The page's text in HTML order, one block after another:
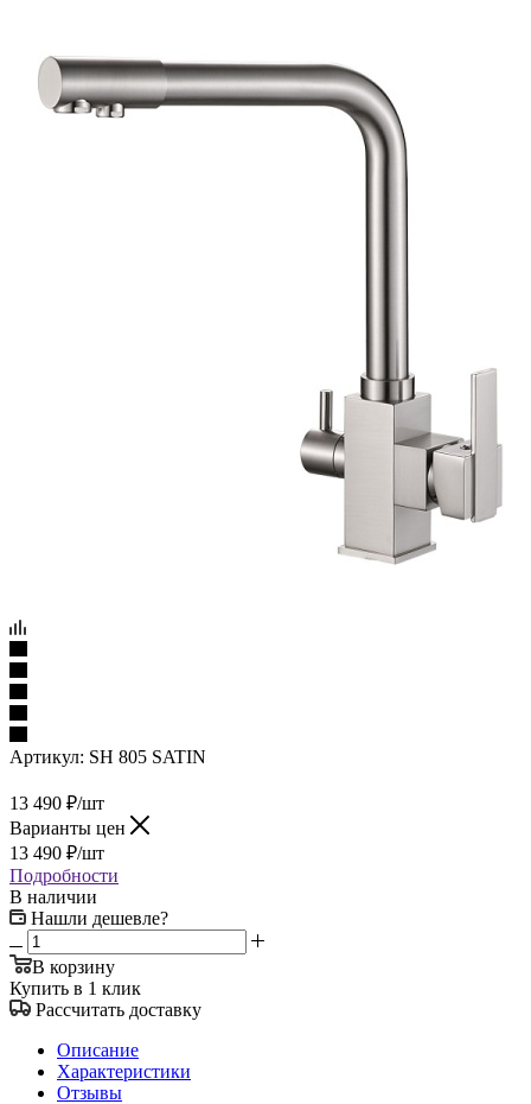
Артикул: SH 805 SATIN
13 490 ₽/шт
Варианты цен
13 490 ₽/шт
Подробности
В наличии
Нашли дешевле?
В корзину
Купить в 1 клик
Рассчитать доставку
Описание
Характеристики
Отзывы